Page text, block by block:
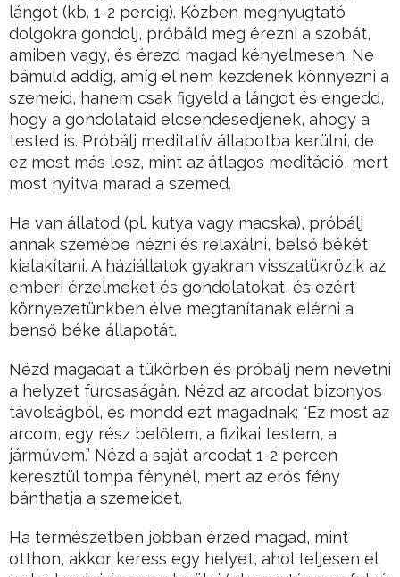
lángot (kb. 1-2 percig). Közben megnyugtató
dolgokra gondolj, próbáld meg érezni a szobát,
amiben vagy, és érezd magad kényelmesen. Ne
bámuld addig, amíg el nem kezdenek könnyezni a
szemeid, hanem csak figyeld a lángot és engedd,
hogy a gondolataid elcsendesedjenek, ahogy a
tested is. Próbálj meditatív állapotba kerülni, de
ez most más lesz, mint az átlagos meditáció, mert
most nyitva marad a szemed.
Ha van állatod (pl. kutya vagy macska), próbálj
annak szemébe nézni és relaxálni, belső békét
kialakítani. A háziállatok gyakran visszatükrözik az
emberi érzelmeket és gondolatokat, és ezért
környezetünkben élve megtanítanak elérni a
benső béke állapotát.
Nézd magadat a tükörben és próbálj nem nevetni
a helyzet furcsaságán. Nézd az arcodat bizonyos
távolságból, és mondd ezt magadnak: “Ez most az
arcom, egy rész belőlem, a fizikai testem, a
járművem.” Nézd a saját arcodat 1-2 percen
keresztül tompa fénynél, mert az erős fény
bánthatja a szemeidet.
Ha természetben jobban érzed magad, mint
otthon, akkor keress egy helyet, ahol teljesen el